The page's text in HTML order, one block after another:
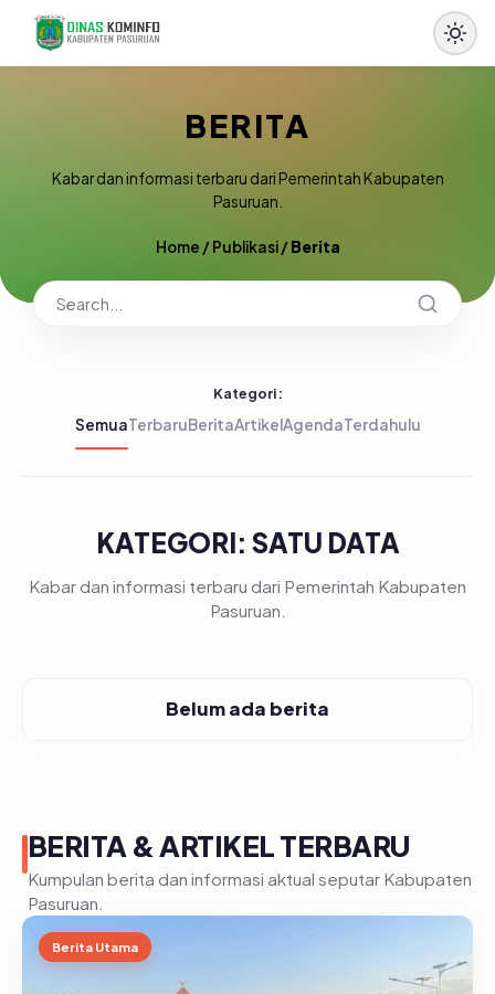
BERITA
Kabar dan informasi terbaru dari Pemerintah Kabupaten
Pasuruan.
Home /Publikasi/Berita
Kategori:
SemuaTerbaruBeritaArtikelAgendaTerdahulu
KATEGORI: SATU DATA
Kabar dan informasi terbaru dari Pemerintah Kabupaten
Pasuruan.
Belum ada berita
BERITA & ARTIKEL TERBARU
Kumpulan berita dan informasi aktual seputar Kabupaten
Pasuruan.
Berita Utama